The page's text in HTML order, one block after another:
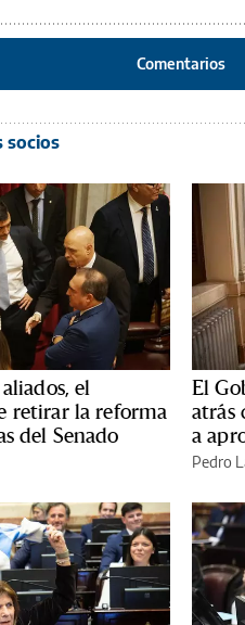
Comentarios
socios
el
retirar la reforma
del Senado
El
atrás
a
Pedro